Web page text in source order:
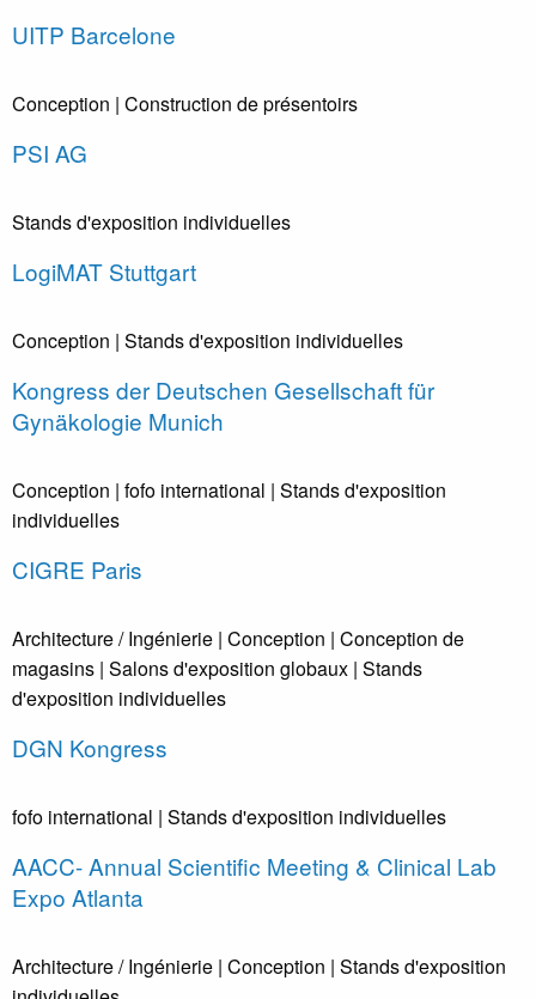
UITP Barcelone
Conception | Construction de présentoirs
PSI AG
Stands d'exposition individuelles
LogiMAT Stuttgart
Conception | Stands d'exposition individuelles
Kongress der Deutschen Gesellschaft für
Gynäkologie Munich
Conception | fofo international | Stands d'exposition
individuelles
CIGRE Paris
Architecture / Ingénierie | Conception | Conception de
magasins | Salons d'exposition globaux | Stands
d'exposition individuelles
DGN Kongress
fofo international | Stands d'exposition individuelles
AACC- Annual Scientific Meeting & Clinical Lab
Expo Atlanta
Architecture / Ingénierie | Conception | Stands d'exposition